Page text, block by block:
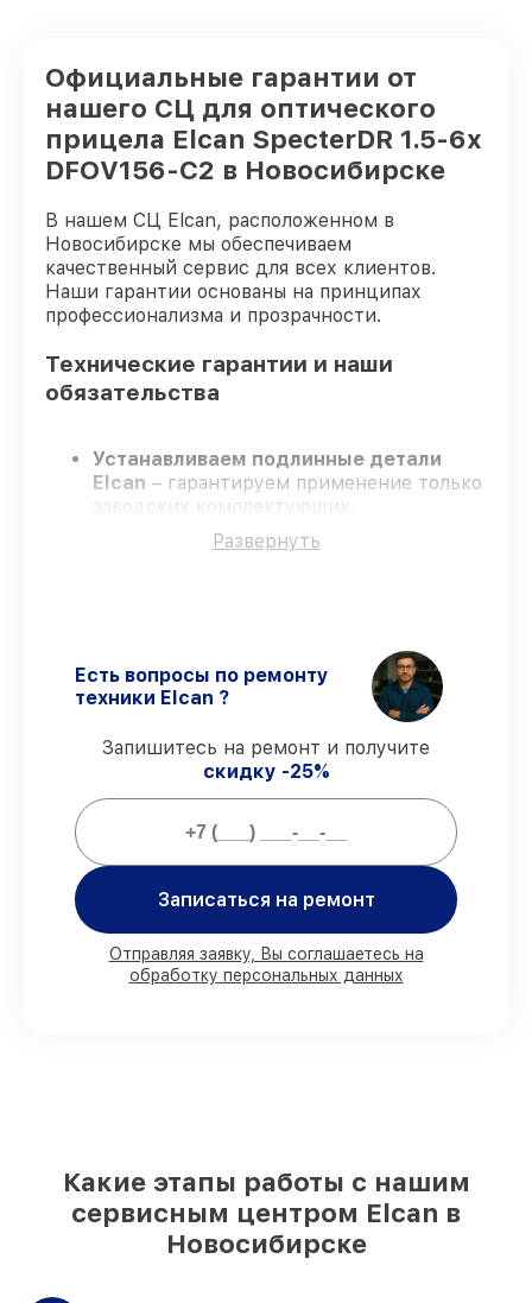
Официальные гарантии от
нашего СЦ для оптического
прицела Elcan SpecterDR 1.5-6x
DFOV156-C2 в Новосибирске
В нашем СЦ Elcan, расположенном в
Новосибирске мы обеспечиваем
качественный сервис для всех клиентов.
Наши гарантии основаны на принципах
профессионализма и прозрачности.
Технические гарантии и наши
обязательства
Устанавливаем подлинные детали
Elcan – гарантируем применение только
заводских комплектующих.
Опытные мастера
контроль знаний и навыков, что
оптического прицела Elcan SpecterDR
1.5-6x DFOV156-C2 строго по
договоренности.
– все все
виды ремонта защищены официальной
гарантией Elcan.
Мы гарантируем:
ремонтов выполняем в присутствии
клиента
90%запчастей Elcan имеются на складе
в Новосибирске, остальные
Развернуть
Есть вопросы по ремонту
техники Elcan ?
Запишитесь на ремонт и получите
скидку -25%
Записаться на ремонт
Отправляя заявку, Вы соглашаетесь на
обработку персональных данных
Какие этапы работы с нашим
сервисным центром Elcan в
Новосибирске